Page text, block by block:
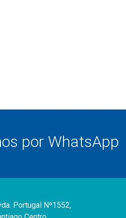
por WhatsApp
Portugal Nº1552,